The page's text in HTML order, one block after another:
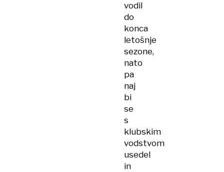
vodil
do
konca
letošnje
sezone,
nato
pa
naj
bi
se
s
klubskim
vodstvom
usedel
in